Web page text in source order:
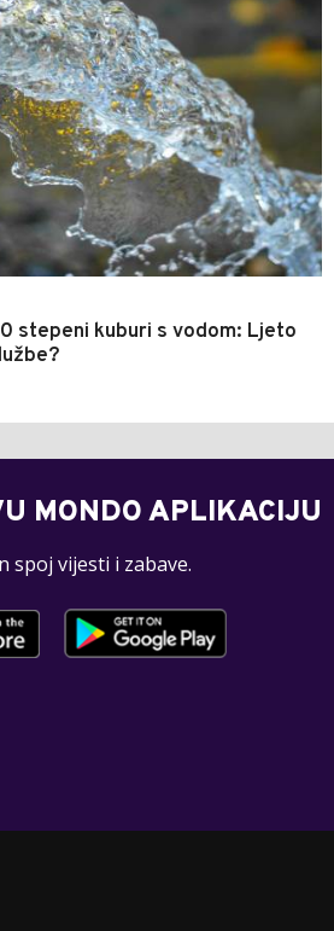
stepeni kuburi s vodom: Ljeto
MONDO APLIKACIJU
spoj vijesti i zabave.